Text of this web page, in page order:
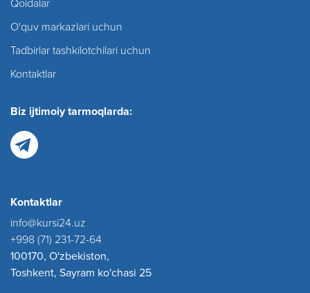
Qoidalar
O'quv markazlari uchun
Tadbirlar tashkilotchilari uchun
Kontaktlar
Biz ijtimoiy tarmoqlarda:
Kontaktlar
info@kursi24.uz
+998 (71) 231-72-64
100170, O'zbekiston,
Toshkent, Sayram ko'chasi 25